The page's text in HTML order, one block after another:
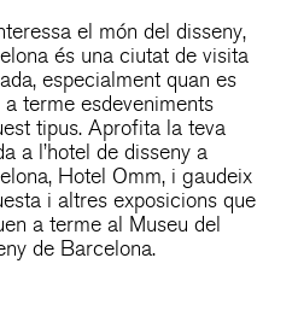
el món del disseny,
és una ciutat de visita
especialment quan es
a terme esdeveniments
tipus. Aprofita la teva
a l’hotel de disseny a
, Hotel Omm, i gaudeix
i altres exposicions que
a terme al Museu del
de Barcelona.